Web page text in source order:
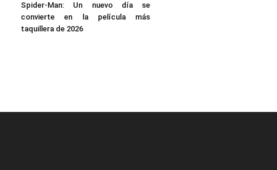
Spider-Man: Un nuevo día se
convierte en la película más
taquillera de 2026